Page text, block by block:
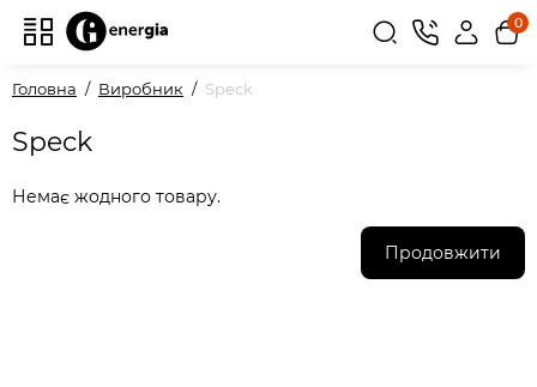
0
Головна Виробник Speck
Speck
Немає жодного товару.
Продовжити